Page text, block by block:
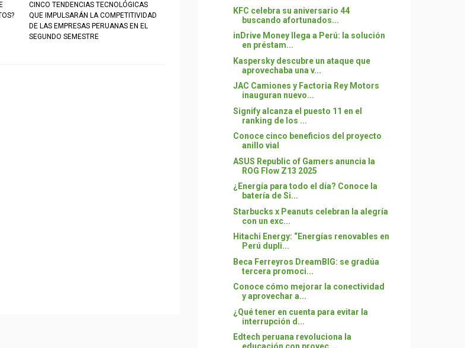
CINCO TENDENCIAS TECNOLÓGICAS
QUE IMPULSARÁN LA COMPETITIVIDAD
DE LAS EMPRESAS PERUANAS EN EL
SEGUNDO SEMESTRE
KFC celebra su aniversario 44
buscando afortunados...
inDrive Money llega a Perú: la solución
en préstam...
Kaspersky descubre un ataque que
aprovechaba una v...
JAC Camiones y Factoria Rey Motors
inauguran nuevo...
Signify alcanza el puesto 11 en el
ranking de los ...
Conoce cinco beneficios del proyecto
anillo vial
ASUS Republic of Gamers anuncia la
ROG Flow Z13 2025
¿Energía para todo el día? Conoce la
batería de Si...
Starbucks x Peanuts celebran la alegría
con un exc...
Hitachi Energy: “Energías renovables en
Perú dupli...
Beca Ferreyros DreamBIG: se gradúa
tercera promoci...
Conoce cómo mejorar la conectividad
y aprovechar a...
¿Qué tener en cuenta para evitar la
interrupción d...
Edtech peruana revoluciona la